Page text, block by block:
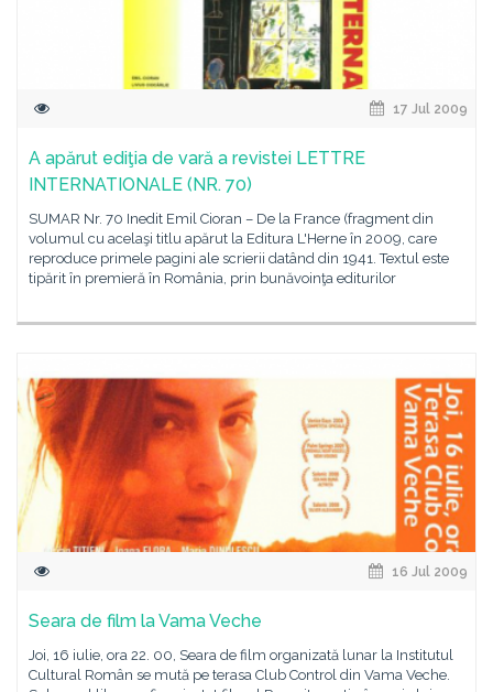
17 Jul 2009
A apărut ediţia de vară a revistei LETTRE
INTERNATIONALE (NR. 70)
SUMAR Nr. 70 Inedit Emil Cioran – De la France (fragment din
volumul cu acelaşi titlu apărut la Editura L'Herne în 2009, care
reproduce primele pagini ale scrierii datând din 1941. Textul este
tipărit în premieră în România, prin bunăvoinţa editurilor
16 Jul 2009
Seara de film la Vama Veche
Joi, 16 iulie, ora 22. 00, Seara de film organizată lunar la Institutul
Cultural Român se mută pe terasa Club Control din Vama Veche.